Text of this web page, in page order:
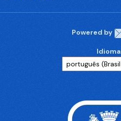
Powered by
Idioma